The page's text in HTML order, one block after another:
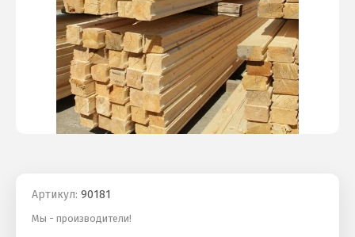
Артикул: 90181
Мы - производители!